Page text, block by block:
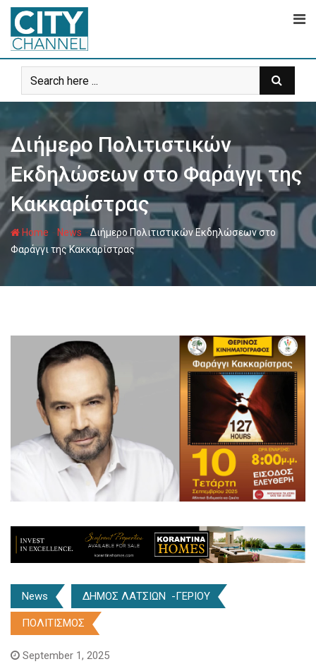
Skip
content
Διήμερο Πολιτιστικών
Εκδηλώσεων στο Φαράγγι της
Κακκαρίστρας
Home - News-Διήμερο Πολιτιστικών Εκδηλώσεων στο
Φαράγγι της Κακκαρίστρας
News ΔΗΜΟΣ ΛΑΤΣΙΩΝ -ΓΕΡΙΟΥ
ΠΟΛΙΤΙΣΜΟΣ
September 1, 2025